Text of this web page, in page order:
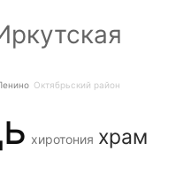
Октябрьский район
хиротония храм